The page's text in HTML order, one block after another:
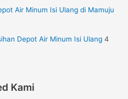
Air Minum Isi Ulang di Mamuju
Depot Air Minum Isi Ulang 4
Kami